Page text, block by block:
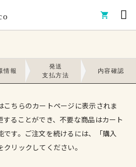

情報
発送
支払方法
内容確認
こちらのカートページに表示されま
ることができ、不要な商品はカート
です。ご注文を続けるには、「購入
リックしてください。